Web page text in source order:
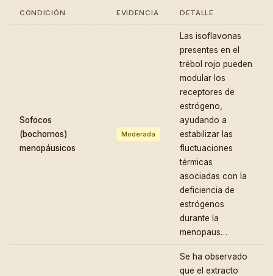
CONDICIÓN EVIDENCIA DETALLE
Sofocos
(bochornos)
menopáusicos
Moderada
Las isoflavonas
presentes en el
trébol rojo pueden
modular los
receptores de
estrógeno,
ayudando a
estabilizar las
fluctuaciones
térmicas
asociadas con la
deficiencia de
estrógenos
durante la
menopaus…
Se ha observado
que el extracto